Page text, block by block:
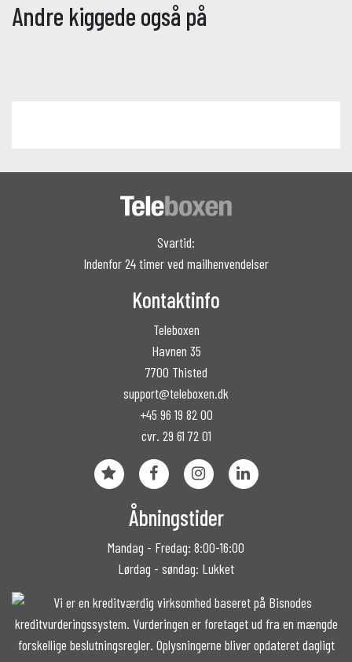
Andre kiggede også på
Svartid:
Indenfor 24 timer ved mailhenvendelser
Kontaktinfo
Teleboxen
Havnen 35
7700 Thisted
support@teleboxen.dk
+45 96 19 82 00
cvr. 29 61 72 01
Åbningstider
Mandag - Fredag: 8:00-16:00
Lørdag - søndag: Lukket